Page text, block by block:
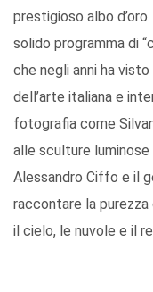
prestigioso albo
solido programma di
che negli anni ha
dell’arte italiana e
fotografia come
alle sculture
Alessandro Ciffo e il
raccontare la purezza
il cielo, le nuvole e il